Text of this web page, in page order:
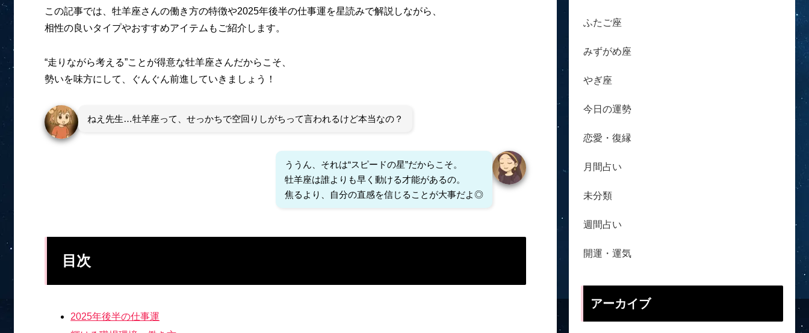
この記事では、牡羊座さんの働き方の特徴や2025年後半の仕事運を星読みで解説しながら、
相性の良いタイプやおすすめアイテムもご紹介します。
“走りながら考える”ことが得意な牡羊座さんだからこそ、
勢いを味方にして、ぐんぐん前進していきましょう！
ねえ先生…牡羊座って、せっかちで空回りしがちって言われるけど本当なの？
ううん、それは“スピードの星”だからこそ。
牡羊座は誰よりも早く動ける才能があるの。
焦るより、自分の直感を信じることが大事だよ◎
目次
2025年後半の仕事運
ふたご座
みずがめ座
やぎ座
今日の運勢
恋愛・復縁
月間占い
未分類
週間占い
開運・運気
アーカイブ